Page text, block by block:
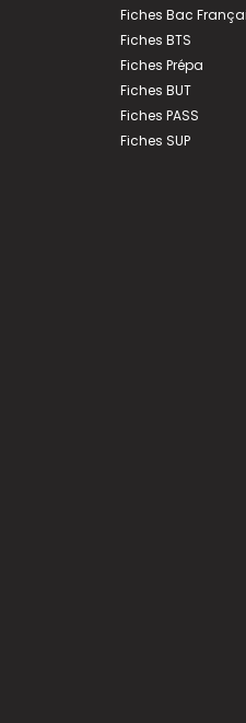
Fiches Bac
Fiches BTS
Fiches Prépa
Fiches BUT
Fiches PASS
Fiches SUP